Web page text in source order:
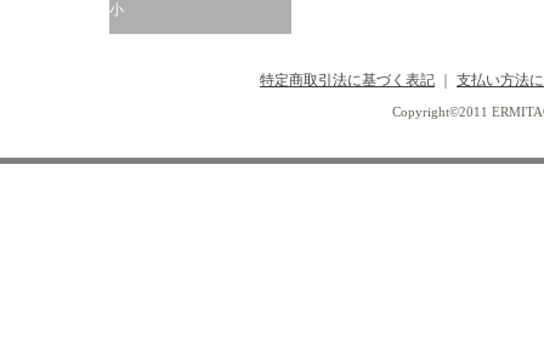
小
特定商取引法に基づく表記 支払い方法
Copyright©2011